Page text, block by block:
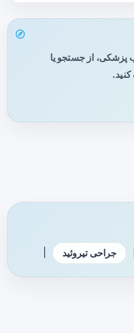
پزشکی، از جستجو یا
جراحی تیروئید